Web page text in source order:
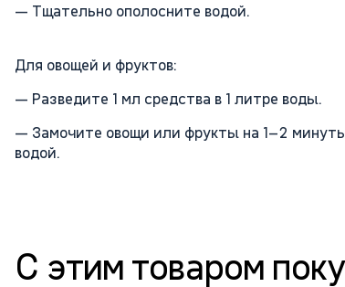
— Тщательно ополосните водой.
Для овощей и фруктов:
— Разведите 1 мл средства в 1 литре воды.
— Замочите овощи или фрукты на 1–2
водой.
С этим товаром